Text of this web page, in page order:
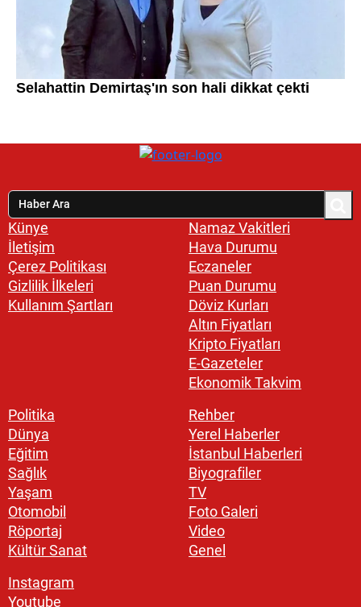
Künye
İletişim
Çerez Politikası
Gizlilik İlkeleri
Kullanım Şartları
Namaz Vakitleri
Hava Durumu
Eczaneler
Puan Durumu
Döviz Kurları
Altın Fiyatları
Kripto Fiyatları
E-Gazeteler
Ekonomik Takvim
Politika
Dünya
Eğitim
Sağlık
Yaşam
Otomobil
Röportaj
Kültür Sanat
Rehber
Yerel Haberler
İstanbul Haberleri
Biyografiler
TV
Foto Galeri
Video
Genel
Instagram
Youtube